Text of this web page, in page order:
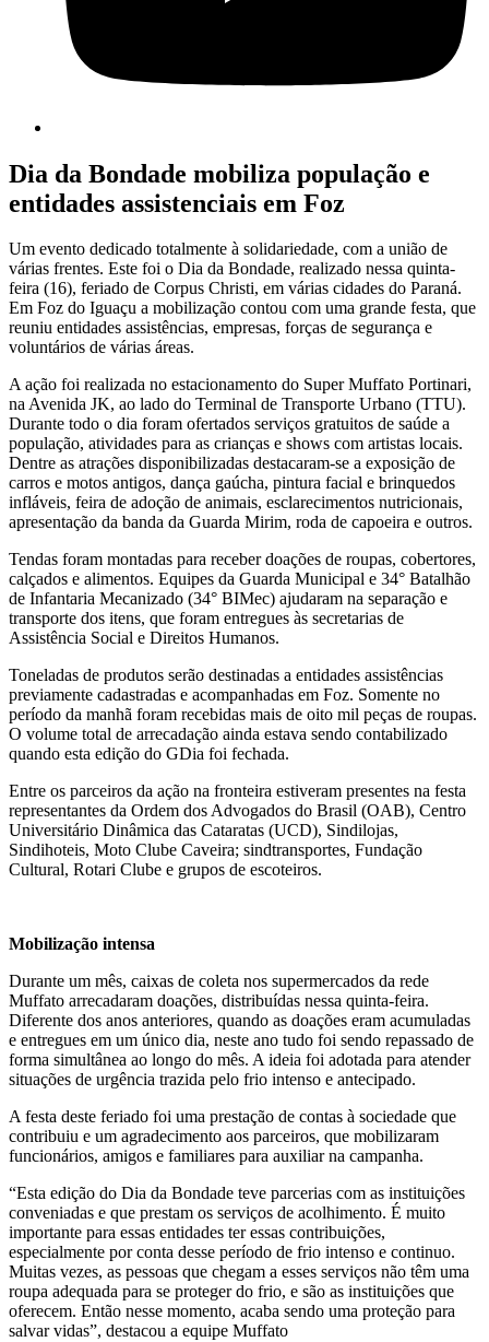
Dia da Bondade mobiliza população e
entidades assistenciais em Foz
Um evento dedicado totalmente à solidariedade, com a união de
várias frentes. Este foi o Dia da Bondade, realizado nessa quinta-
feira (16), feriado de Corpus Christi, em várias cidades do Paraná.
Em Foz do Iguaçu a mobilização contou com uma grande festa, que
reuniu entidades assistências, empresas, forças de segurança e
voluntários de várias áreas.
A ação foi realizada no estacionamento do Super Muffato Portinari,
na Avenida JK, ao lado do Terminal de Transporte Urbano (TTU).
Durante todo o dia foram ofertados serviços gratuitos de saúde a
população, atividades para as crianças e shows com artistas locais.
Dentre as atrações disponibilizadas destacaram-se a exposição de
carros e motos antigos, dança gaúcha, pintura facial e brinquedos
infláveis, feira de adoção de animais, esclarecimentos nutricionais,
apresentação da banda da Guarda Mirim, roda de capoeira e outros.
Tendas foram montadas para receber doações de roupas, cobertores,
calçados e alimentos. Equipes da Guarda Municipal e 34° Batalhão
de Infantaria Mecanizado (34° BIMec) ajudaram na separação e
transporte dos itens, que foram entregues às secretarias de
Assistência Social e Direitos Humanos.
Toneladas de produtos serão destinadas a entidades assistências
previamente cadastradas e acompanhadas em Foz. Somente no
período da manhã foram recebidas mais de oito mil peças de roupas.
O volume total de arrecadação ainda estava sendo contabilizado
quando esta edição do GDia foi fechada.
Entre os parceiros da ação na fronteira estiveram presentes na festa
representantes da Ordem dos Advogados do Brasil (OAB), Centro
Universitário Dinâmica das Cataratas (UCD), Sindilojas,
Sindihoteis, Moto Clube Caveira; sindtransportes, Fundação
Cultural, Rotari Clube e grupos de escoteiros.
Mobilização intensa
Durante um mês, caixas de coleta nos supermercados da rede
Muffato arrecadaram doações, distribuídas nessa quinta-feira.
Diferente dos anos anteriores, quando as doações eram acumuladas
e entregues em um único dia, neste ano tudo foi sendo repassado de
forma simultânea ao longo do mês. A ideia foi adotada para atender
situações de urgência trazida pelo frio intenso e antecipado.
A festa deste feriado foi uma prestação de contas à sociedade que
contribuiu e um agradecimento aos parceiros, que mobilizaram
funcionários, amigos e familiares para auxiliar na campanha.
“Esta edição do Dia da Bondade teve parcerias com as instituições
conveniadas e que prestam os serviços de acolhimento. É muito
importante para essas entidades ter essas contribuições,
especialmente por conta desse período de frio intenso e continuo.
Muitas vezes, as pessoas que chegam a esses serviços não têm uma
roupa adequada para se proteger do frio, e são as instituições que
oferecem. Então nesse momento, acaba sendo uma proteção para
salvar vidas”, destacou a equipe Muffato